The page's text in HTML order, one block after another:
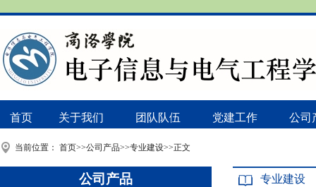
首页 关于我们 团队队伍 党建工作 公司
当前位置： 首页>>公司产品>>专业建设>>正文
公司产品 专业建设